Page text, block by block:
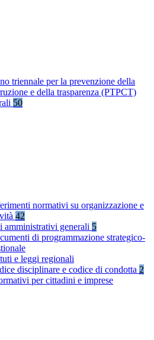
triennale per la prevenzione della
e della trasparenza (PTPCT)
50
normativi su organizzazione e
42
amministrativi generali 5
di programmazione strategico-
e leggi regionali
disciplinare e codice di condotta 2
per cittadini e imprese